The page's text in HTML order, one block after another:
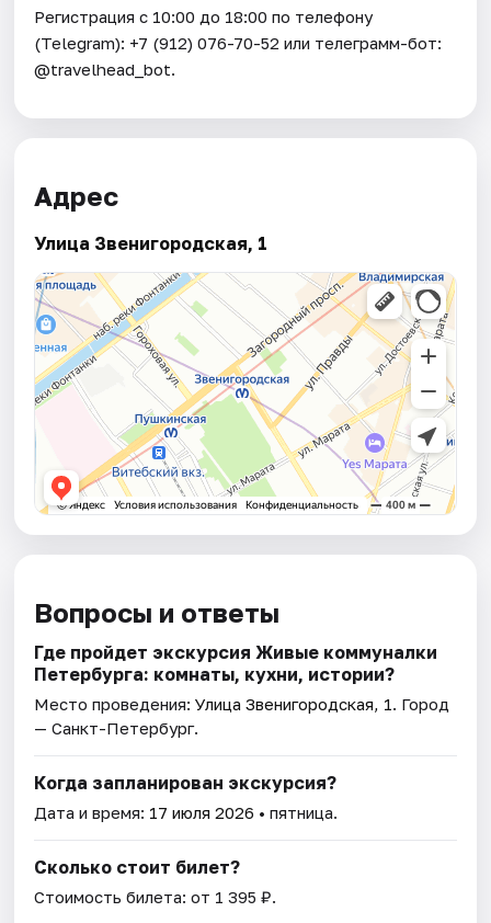
Регистрация с 10:00 до 18:00 по телефону
(Telegram): +7 (912) 076-70-52 или телеграмм-бот:
@travelhead_bot.
Адрес
Улица Звенигородская, 1
Вопросы и ответы
Где пройдет экскурсия Живые коммуналки
Петербурга: комнаты, кухни, истории?
Место проведения:Улица Звенигородская, 1. Город
— Санкт-Петербург.
Когда запланирован экскурсия?
Дата и время: 17 июля 2026 • пятница.
Сколько стоит билет?
Стоимость билета: от 1 395 ₽.